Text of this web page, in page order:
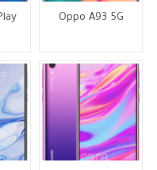
Oppo A93 5G